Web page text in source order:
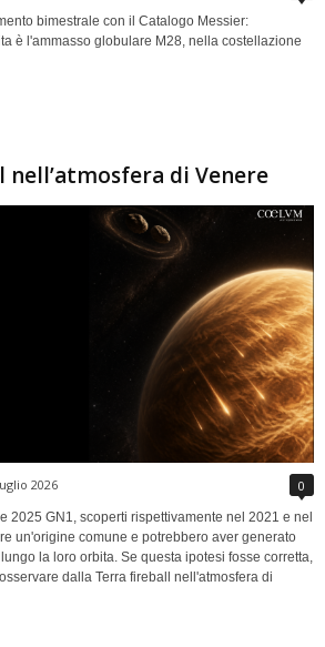
bimestrale con il Catalogo Messier:
è l'ammasso globulare M28, nella costellazione
di Venere
2026 0
2025 GN1, scoperti rispettivamente nel 2021 e nel
un'origine comune e potrebbero aver generato
la loro orbita. Se questa ipotesi fosse corretta,
dalla Terra fireball nell'atmosfera di